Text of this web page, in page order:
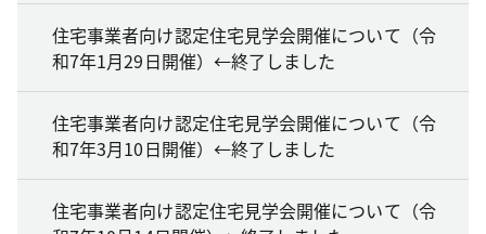
住宅事業者向け認定住宅見学会開催について（令
和7年1月29日開催）←終了しました
住宅事業者向け認定住宅見学会開催について（令
和7年3月10日開催）←終了しました
住宅事業者向け認定住宅見学会開催について（令